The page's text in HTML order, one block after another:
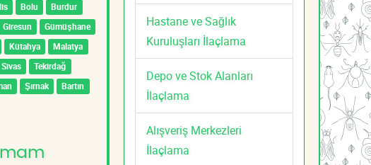
Bolu
Burdur
Giresun
Gümüşhane
Kütahya
Malatya
Sivas
Tekirdağ
Şırnak
Bartın
Hastane ve Sağlık
Kuruluşları İlaçlama
Depo ve Stok Alanları
İlaçlama
Alışveriş Merkezleri
İlaçlama